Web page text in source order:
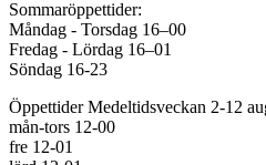
Sommaröppettider:
Måndag - Torsdag 16–00
Fredag - Lördag 16–01
Söndag 16-23
Öppettider Medeltidsveckan 2-12
mån-tors 12-00
fre 12-01